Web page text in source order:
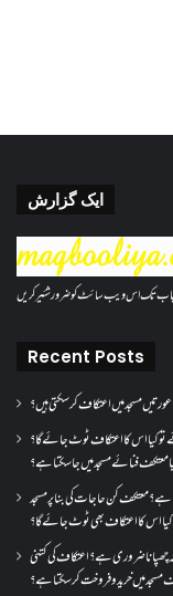
ایک گزارش
تک اس ویب سائٹ کو ضرور شئیر کریں
Recent Posts
مسجد میں اعتکاف کر سکتی ہیں؟
کیا اس کا اعتکاف ٹوٹ جائے گا؟
معتکف فنائے مسجد میں جا سکتا ہے؟
کن حاجات کی بنا پر مسجد
اس کا اعتکاف بھی ٹوٹ جائے گا؟
چھپانا ضروری ہے؟اعتکاف کی کتنی
مسجد میں خرید و فروخت کر سکتا ہے؟